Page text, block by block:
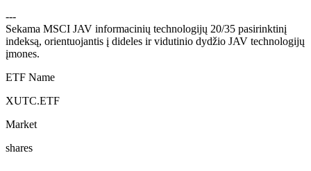
---
Sekama MSCI JAV informacinių technologijų 20/35 pasirinktinį
indeksą, orientuojantis į dideles ir vidutinio dydžio JAV technologijų
įmones.
ETF Name
XUTC.ETF
Market
shares